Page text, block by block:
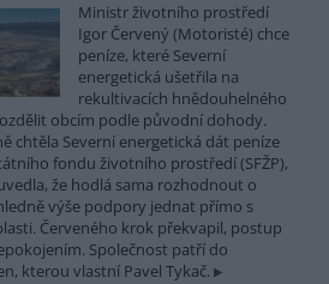
Ministr životního prostředí
Igor Červený (Motoristé) chce
peníze, které Severní
energetická ušetřila na
rekultivacích hnědouhelného
obcím podle původní dohody.
chtěla Severní energetická dát peníze
fondu životního prostředí (SFŽP),
že hodlá sama rozhodnout o
výše podpory jednat přímo s
Červeného krok překvapil, postup
Společnost patří do
kterou vlastní Pavel Tykač.